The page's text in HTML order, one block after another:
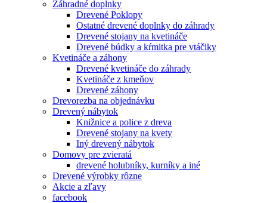
Záhradné doplnky
Drevené Poklopy
Ostatné drevené doplnky do záhrady
Drevené stojany na kvetináče
Drevené búdky a kŕmitka pre vtáčiky
Kvetináče a záhony
Drevené kvetináče do záhrady
Kvetináče z kmeňov
Drevené záhony
Drevorezba na objednávku
Drevený nábytok
Knižnice a police z dreva
Drevené stojany na kvety
Iný drevený nábytok
Domovy pre zvieratá
drevené holubníky, kurníky a iné
Drevené výrobky rôzne
Akcie a zľavy
facebook